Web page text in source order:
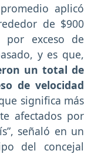
aplicó
de $900
por exceso de
y es que,
un total de
de velocidad
significa más
afectados por
señaló en un
del concejal